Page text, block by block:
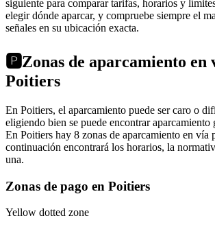
siguiente para comparar tarifas, horarios y
elegir dónde aparcar, y compruebe siempre el
señales en su ubicación exacta.
🅿️Zonas de aparcamiento en
Poitiers
En Poitiers, el aparcamiento puede ser caro o
eligiendo bien se puede encontrar aparcamiento
En Poitiers hay 8 zonas de aparcamiento en vía
continuación encontrará los horarios, la
una.
Zonas de pago en Poitiers
Yellow dotted zone